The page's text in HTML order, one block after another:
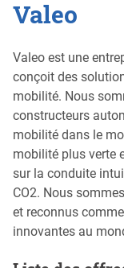
Valeo
Valeo est une
conçoit des
mobilité. Nous
constructeurs
mobilité dans le
mobilité plus verte
sur la conduite
CO2. Nous
et reconnus
innovantes au